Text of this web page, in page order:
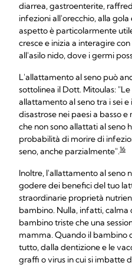
diarrea, gastroenterite,
infezioni all'orecchio, alla gola
aspetto è particolarmente
cresce e inizia a interagire
all'asilo nido, dove i germi
L'allattamento al seno può
sottolinea il Dott. Mitoulas:
allattamento al seno tra i sei e
disastrose nei paesi a basso
che non sono allattati al seno
probabilità di morire di
seno, anche parzialmente".16
Inoltre, l'allattamento al seno
godere dei benefici del tuo
straordinarie proprietà
bambino. Nulla, infatti, calma
bambino triste che una
mamma. Quando il bambino
tutto, dalla dentizione e le
graffi o virus in cui si imbatte